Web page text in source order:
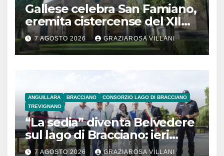
Gallese celebra San Famiano,
eremita cistercense del XII
secolo
7 AGOSTO 2026 GRAZIAROSA VILLANI
ANGUILLARA BRACCIANO
CONSORZIO LAGO DI BRACCIANO
TREVIGNANO
“La sedia” diventa Belvedere
sul lago di Bracciano: ieri
l’inaugurazione
7 AGOSTO 2026 GRAZIAROSA VILLANI